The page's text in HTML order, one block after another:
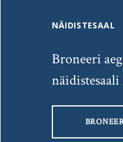
NÄIDISTESAAL
Broneeri